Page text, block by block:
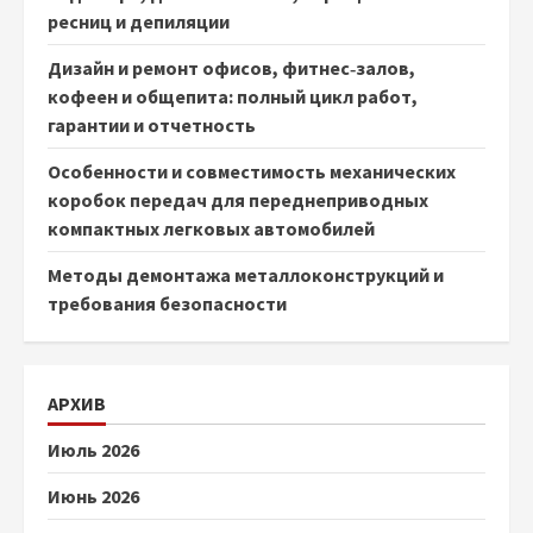
ресниц и депиляции
Дизайн и ремонт офисов, фитнес‑залов,
кофеен и общепита: полный цикл работ,
гарантии и отчетность
Особенности и совместимость механических
коробок передач для переднеприводных
компактных легковых автомобилей
Методы демонтажа металлоконструкций и
требования безопасности
АРХИВ
Июль 2026
Июнь 2026